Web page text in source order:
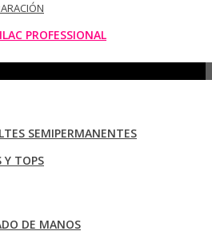
PROFESSIONAL
SEMIPERMANENTES
Y TOPS
DE MANOS